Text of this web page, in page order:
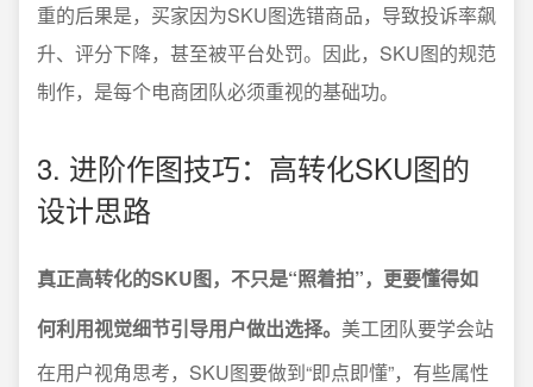
重的后果是，买家因为SKU图选错商品，导致投诉率飙
升、评分下降，甚至被平台处罚。因此，SKU图的规范
制作，是每个电商团队必须重视的基础功。
3. 进阶作图技巧：高转化SKU图的
设计思路
真正高转化的SKU图，不只是“照着拍”，更要懂得如
何利用视觉细节引导用户做出选择。 美工团队要学会站
在用户视角思考，SKU图要做到“即点即懂”，有些属性